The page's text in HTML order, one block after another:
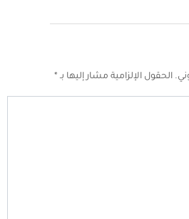
الحقول الإلزامية مشار إليها بـ *